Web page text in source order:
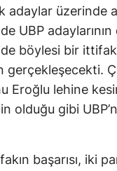
üzerinde
UBP
böylesi bir
gerçekleşecekti.
Eroğlu lehine
olduğu gibi
başarısı, iki